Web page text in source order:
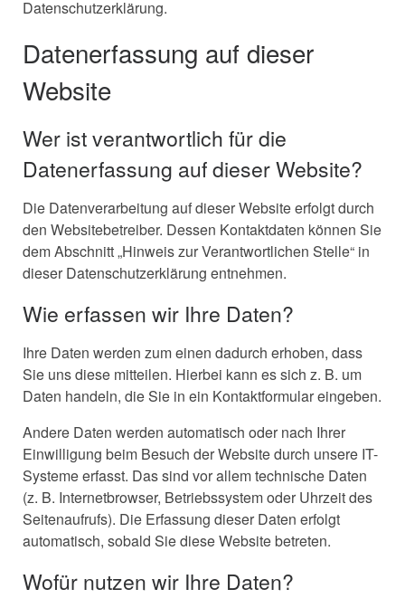
Datenschutzerklärung.
Datenerfassung auf dieser
Website
Wer ist verantwortlich für die
Datenerfassung auf dieser Website?
Die Datenverarbeitung auf dieser Website erfolgt durch
den Websitebetreiber. Dessen Kontaktdaten können Sie
dem Abschnitt „Hinweis zur Verantwortlichen Stelle“ in
dieser Datenschutzerklärung entnehmen.
Wie erfassen wir Ihre Daten?
Ihre Daten werden zum einen dadurch erhoben, dass
Sie uns diese mitteilen. Hierbei kann es sich z. B. um
Daten handeln, die Sie in ein Kontaktformular eingeben.
Andere Daten werden automatisch oder nach Ihrer
Einwilligung beim Besuch der Website durch unsere IT-
Systeme erfasst. Das sind vor allem technische Daten
(z. B. Internetbrowser, Betriebssystem oder Uhrzeit des
Seitenaufrufs). Die Erfassung dieser Daten erfolgt
automatisch, sobald Sie diese Website betreten.
Wofür nutzen wir Ihre Daten?